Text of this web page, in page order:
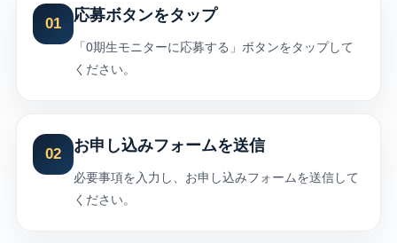
01 応募ボタンをタップ
「0期生モニターに応募する」ボタンをタップして
ください。
02 お申し込みフォームを送信
必要事項を入力し、お申し込みフォームを送信して
ください。